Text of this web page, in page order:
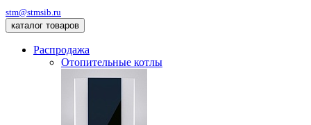
stm@stmsib.ru
каталог товаров
Распродажа
Отопительные котлы